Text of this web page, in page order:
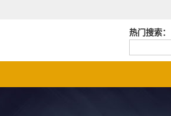
热门搜索：